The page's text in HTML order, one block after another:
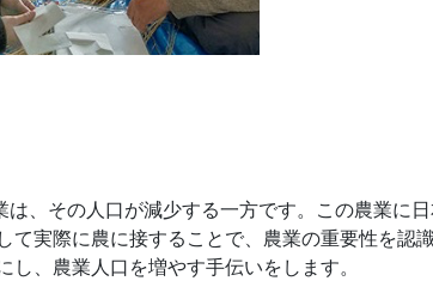
は、その人口が減少する一方です。この農業に
実際に農に接することで、農業の重要性を認識
、農業人口を増やす手伝いをします。